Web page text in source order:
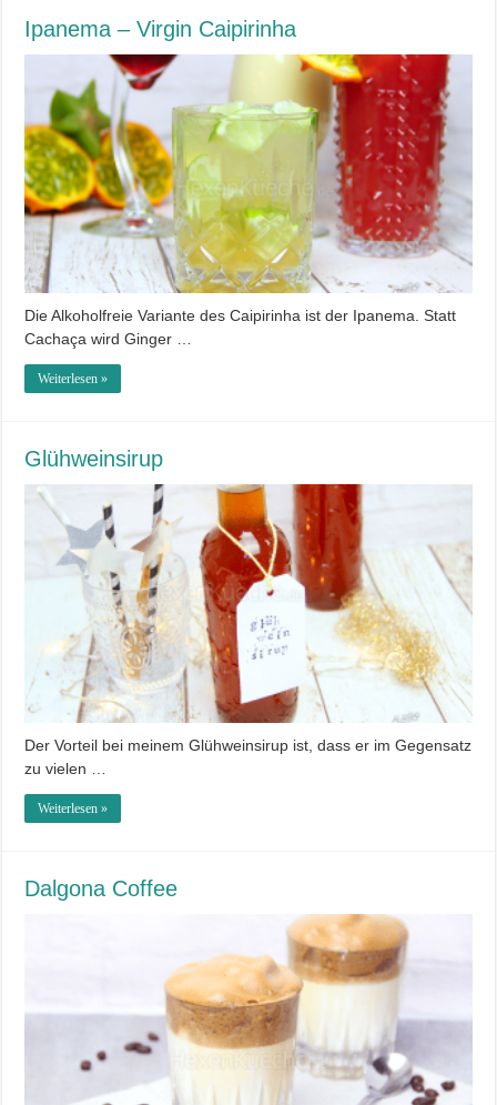
Ipanema – Virgin Caipirinha
Die Alkoholfreie Variante des Caipirinha ist der Ipanema. Statt
Cachaça wird Ginger …
Weiterlesen »
Glühweinsirup
Der Vorteil bei meinem Glühweinsirup ist, dass er im Gegensatz
zu vielen …
Weiterlesen »
Dalgona Coffee